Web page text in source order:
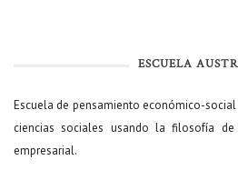
ESCUELA
Escuela de pensamiento económico-
ciencias sociales usando la filosofía
empresarial.